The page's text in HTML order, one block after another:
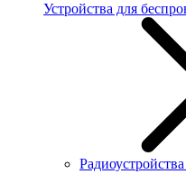
Устройства для
Радиоустройства